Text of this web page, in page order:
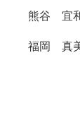
熊谷 宜
福岡 真